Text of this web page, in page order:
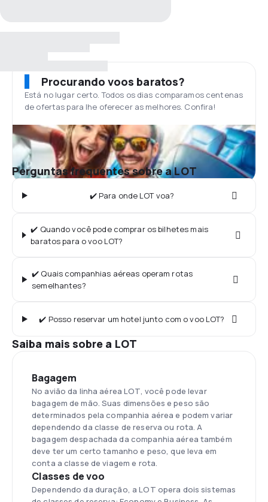
Procurando voos baratos?
Está no lugar certo. Todos os dias comparamos centenas
de ofertas para lhe oferecer as melhores. Confira!
Perguntas frequentes sobre a LOT
✔️ Para onde LOT voa?
✔️ Quando você pode comprar os bilhetes mais
baratos para o voo LOT?
✔️ Quais companhias aéreas operam rotas
semelhantes?
✔️ Posso reservar um hotel junto com o voo LOT?
Saiba mais sobre a LOT
Bagagem
No avião da linha aérea LOT, você pode levar
bagagem de mão. Suas dimensões e peso são
determinados pela companhia aérea e podem variar
dependendo da classe de reserva ou rota. A
bagagem despachada da companhia aérea também
deve ter um certo tamanho e peso, que leva em
conta a classe de viagem e rota.
Classes de voo
Dependendo da duração, a LOT opera dois sistemas